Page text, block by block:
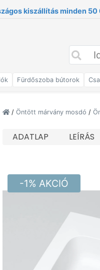
kiszállítás minden
Fürdőszoba bútorok
/ Öntött márvány mosdó /
ADATLAP LEÍRÁS
-1% AKCIÓ